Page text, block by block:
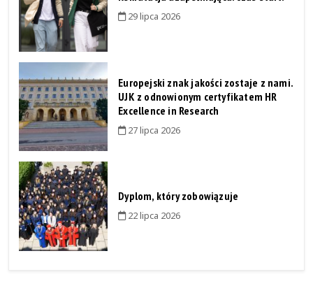
29 lipca 2026
Europejski znak jakości zostaje z nami.
UJK z odnowionym certyfikatem HR
Excellence in Research
27 lipca 2026
Dyplom, który zobowiązuje
22 lipca 2026